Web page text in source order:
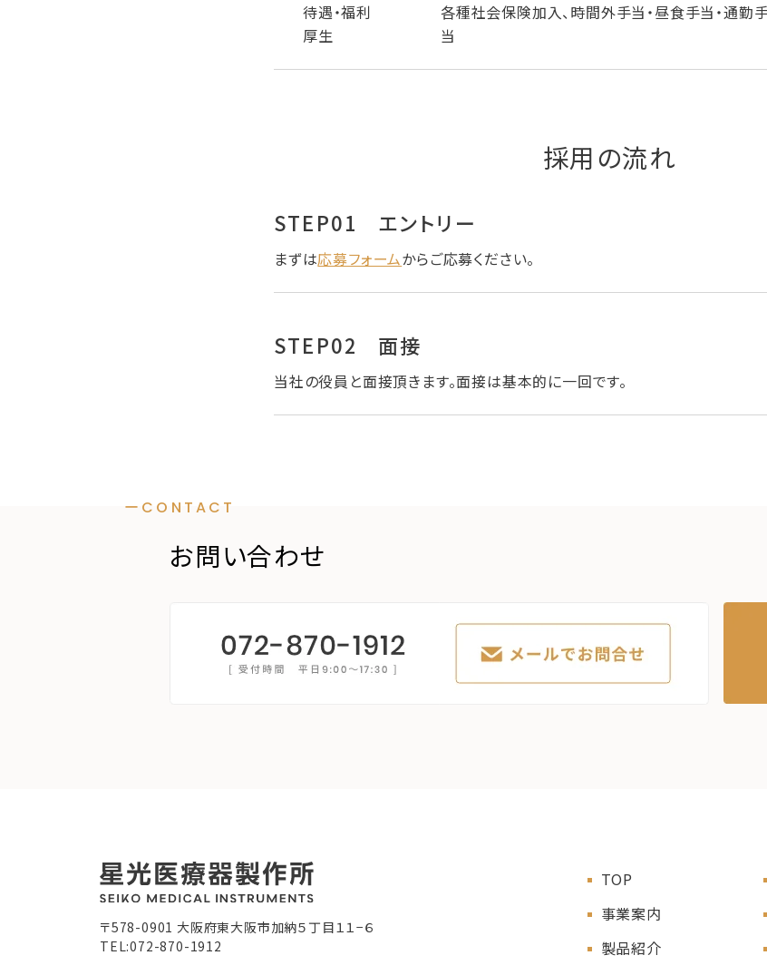
待遇・福利
厚生
各種社会保険加入、時間外手当・昼食手当・通勤
当
採用の流れ
STEP01 エントリー
まずは応募フォームからご応募ください。
STEP02 面接
当社の役員と面接頂きます。面接は基本的に一回です。
ーCONTACT
お問い合わせ
〒578-0901 大阪府東大阪市加納５丁目１１−６
TEL:072-870-1912
TOP
事業案内
製品紹介